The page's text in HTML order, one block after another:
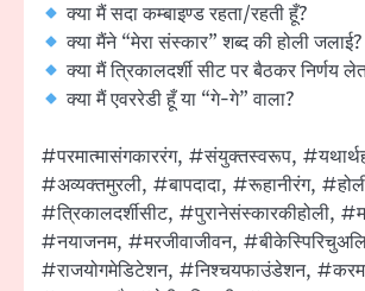
क्या मैं सदा कम्बाइण्ड रहता/रहती हूँ?
क्या मैंने “मेरा संस्कार” शब्द की होली जलाई?
क्या मैं त्रिकालदर्शी सीट पर बैठकर निर्णय
क्या मैं एवररेडी हूँ या “गे-गे” वाला?
#परमात्मासंगकाररंग, #संयुक्तस्वरूप,
#अव्यक्तमुरली, #बापदादा, #रूहानीरंग,
#त्रिकालदर्शीसीट, #पुरानेसंस्कारकीहोली,
#नयाजनम, #मरजीवाजीवन,
#राजयोगमेडिटेशन, #निश्चयफाउंडेशन,